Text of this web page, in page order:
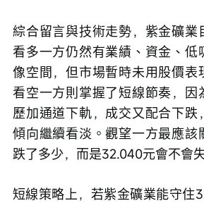
綜合留言與技術走勢，紫金礦業
看多一方仍然有業績、資金、低
像空間，但市場暫時未用股價表
看空一方則掌握了短線節奏，因
歷加通道下軌，成交又配合下跌
傾向繼續看淡。觀望一方最應該
跌了多少，而是32.040元會不會
短線策略上，若紫金礦業能守住